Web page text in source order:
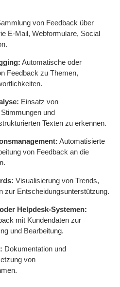
von Feedback über
E-Mail, Webformulare, Social
Automatische oder
Feedback zu Themen,
Einsatz von
und
Texten zu erkennen.
Automatisierte
von Feedback an die
Visualisierung von Trends,
zur Entscheidungsunterstützung.
Helpdesk-Systemen:
mit Kundendaten zur
und Bearbeitung.
Dokumentation und
von